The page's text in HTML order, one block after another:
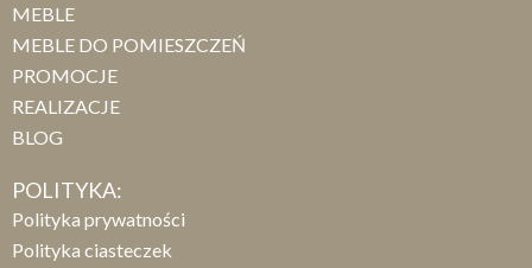
MEBLE
MEBLE DO POMIESZCZEŃ
PROMOCJE
REALIZACJE
BLOG
POLITYKA:
Polityka prywatności
Polityka ciasteczek